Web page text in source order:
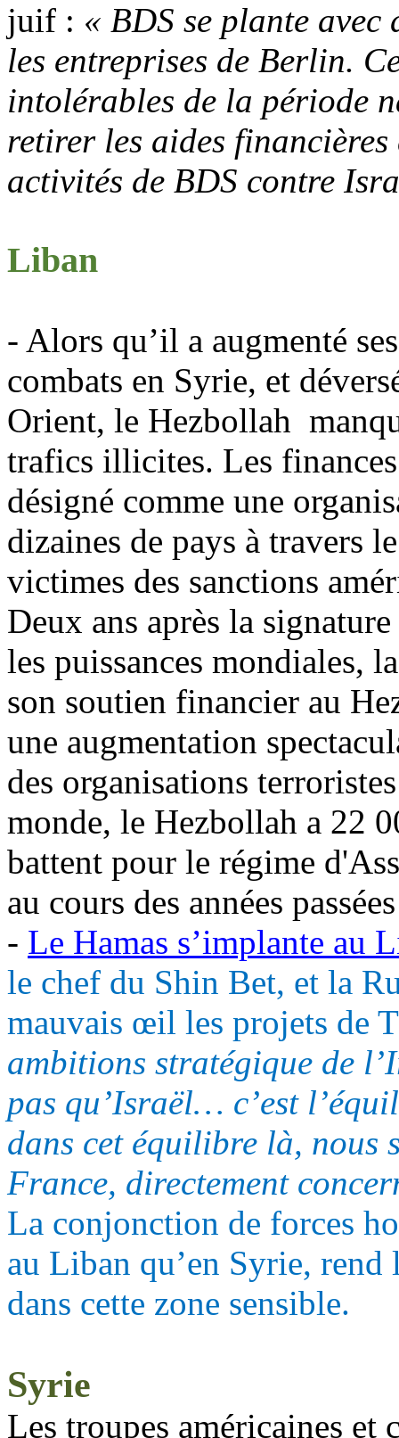
juif : « BDS se plante avec
les entreprises de Berlin.
intolérables de la période
retirer les aides
activités de BDS contre
Liban
- Alors qu’il a augmenté
combats en Syrie, et
Orient, le Hezbollah
trafics illicites. Les
désigné comme une
dizaines de pays à travers
victimes des sanctions
Deux ans après la
les puissances mondiales,
son soutien financier au
une augmentation
des organisations
monde, le Hezbollah a 22
battent pour le régime d'
au cours des années
- Le Hamas s’implante au
le chef du Shin Bet, et la
mauvais œil les projets de
ambitions stratégique de
pas qu’Israël… c’est
dans cet équilibre là, nous
France, directement
La conjonction de forces
au Liban qu’en Syrie,
dans cette zone sensible.
Syrie
Les troupes américaines et